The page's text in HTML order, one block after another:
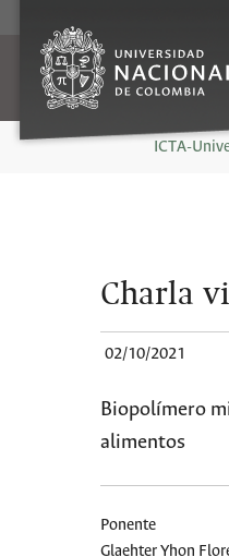
You are here:
ICTA-
Charla
02/10/2021
Biopolímero
alimentos
Ponente
Glaehter Yhon